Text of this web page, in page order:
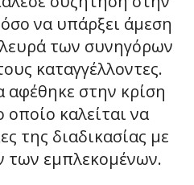
να υπάρξει άμεση
των συνηγόρων
καταγγέλλοντες.
αφέθηκε στην κρίση
καλείται να
της διαδικασίας με
των εμπλεκομένων.